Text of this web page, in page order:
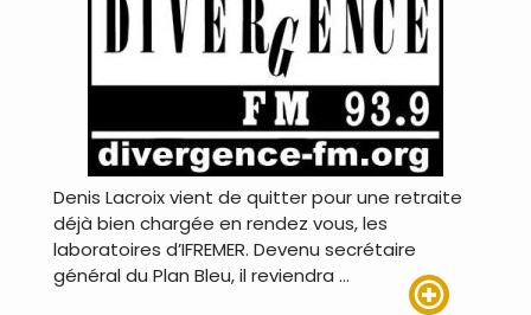
Denis Lacroix vient de quitter pour une retraite
déjà bien chargée en rendez vous, les
laboratoires d’IFREMER. Devenu secrétaire
général du Plan Bleu, il reviendra …